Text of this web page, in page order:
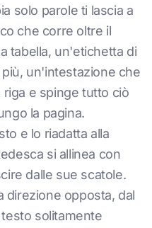
solo parole ti lascia a
che corre oltre il
tabella, un'etichetta di
un'intestazione che
e spinge tutto ciò
la pagina.
e lo riadatta alla
si allinea con
dalle sue scatole.
direzione opposta, dal
solitamente